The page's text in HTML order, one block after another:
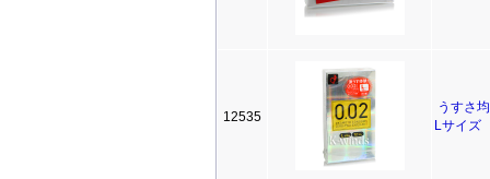
12535
うすさ
Lサイズ